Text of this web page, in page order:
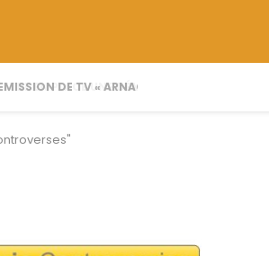
EN PLACE UNE DÉMARCHE DE
DE TV « ARNAQUE MOI SI TU...